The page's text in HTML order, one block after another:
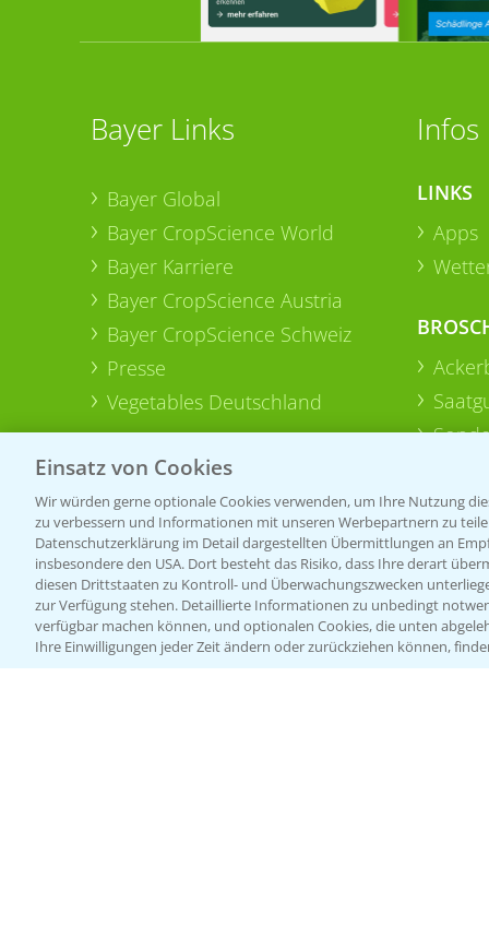
Bayer Links
Bayer Global
Bayer CropScience World
Bayer Karriere
Bayer CropScience Austria
Bayer CropScience Schweiz
Presse
Vegetables Deutschland
Infos
LINKS
Apps
Einsatz von Cookies
Wir würden gerne optionale Cookies verwenden, um Ihre Nutzung
zu verbessern und Informationen mit unseren Werbepartnern zu
Datenschutzerklärung im Detail dargestellten Übermittlungen an
insbesondere den USA. Dort besteht das Risiko, dass Ihre derart
diesen Drittstaaten zu Kontroll- und Überwachungszwecken
zur Verfügung stehen. Detaillierte Informationen zu unbedingt
verfügbar machen können, und optionalen Cookies, die unten
Ihre Einwilligungen jeder Zeit ändern oder zurückziehen können,